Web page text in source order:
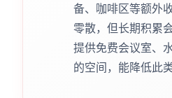
备、咖啡区等额外
零散，但长期积累
提供免费会议室、
的空间，能降低此